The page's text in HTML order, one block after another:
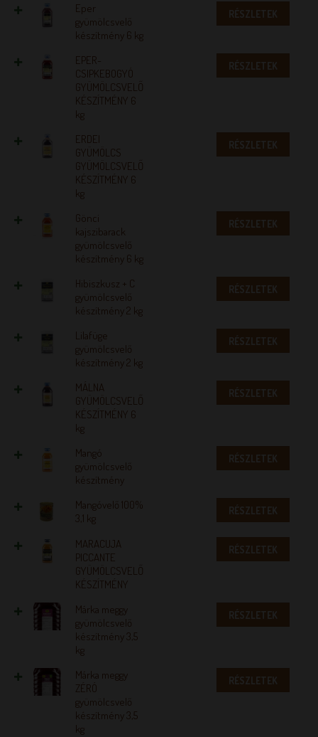
Eper
gyümölcsvelő
készítmény 6 kg
RÉSZLETEK
EPER-
CSIPKEBOGYÓ
GYÜMÖLCSVELŐ
KÉSZÍTMÉNY 6
kg
RÉSZLETEK
ERDEI
GYÜMÖLCS
GYÜMÖLCSVELŐ
KÉSZÍTMÉNY 6
kg
RÉSZLETEK
Gönci
kajszibarack
gyümölcsvelő
készítmény 6 kg
RÉSZLETEK
Hibiszkusz + C
gyümölcsvelő
készítmény 2 kg
RÉSZLETEK
Lilafüge
gyümölcsvelő
készítmény 2 kg
RÉSZLETEK
MÁLNA
GYÜMÖLCSVELŐ
KÉSZÍTMÉNY 6
kg
RÉSZLETEK
Mangó
gyümölcsvelő
készítmény
RÉSZLETEK
Mangóvelő 100%
3,1 kg
RÉSZLETEK
MARACUJA
PICCANTE
GYÜMÖLCSVELŐ
KÉSZÍTMÉNY
RÉSZLETEK
Márka meggy
gyümölcsvelő
készítmény 3,5
kg
RÉSZLETEK
Márka meggy
ZÉRÓ
gyümölcsvelő
készítmény 3,5
kg
RÉSZLETEK